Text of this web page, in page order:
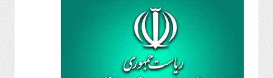
شهری
گاز
و
پتروشیمی